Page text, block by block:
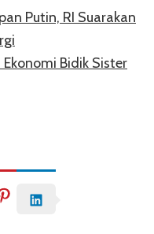
Putin, RI Suarakan
Bidik Sister